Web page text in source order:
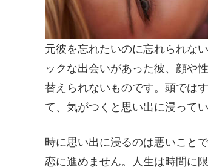
元彼を忘れたいのに忘れられな
ックな出会いがあった彼、顔や
替えられないものです。頭では
て、気がつくと思い出に浸ってい
時に思い出に浸るのは悪いこと
恋に進めません。人生は時間に